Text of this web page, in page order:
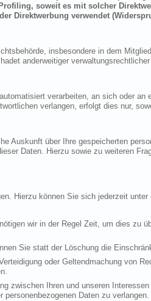
soweit es mit solcher
Direktwerbung verwendet
insbesondere in dem
anderweitiger
verarbeiten, an sich oder an
verlangen, erfolgt dies nur,
Auskunft über Ihre gespeicherten
Daten. Hierzu sowie zu weiteren
Hierzu können Sie sich jederzeit
wir in der Regel Zeit, um dies zu
Sie statt der Löschung die
oder Geltendmachung von
zwischen Ihren und unseren
Daten zu verlangen.